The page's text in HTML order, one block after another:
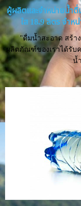
ผู้ผลิตและจำหน่ายน้ำดื่
ใส 18.9 ลิตร จำห
"ดื่มน้ำสะอาด สร้า
ผลิตภัณฑ์ของเราได้รับ
น้